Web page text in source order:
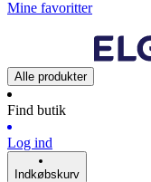
Mine favoritter
Alle produkter
Find butik
Log ind
Indkøbskurv